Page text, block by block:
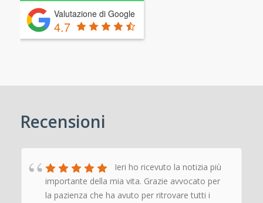
Valutazione di Google
4.7
Recensioni
Ieri ho ricevuto la notizia più
importante della mia vita. Grazie avvocato per
la pazienza che ha avuto per ritrovare tutti i